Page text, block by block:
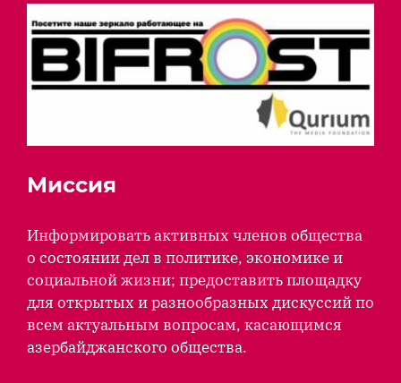
Миссия
Информировать активных членов общества
о состоянии дел в политике, экономике и
социальной жизни; предоставить площадку
для открытых и разнообразных дискуссий по
всем актуальным вопросам, касающимся
азербайджанского общества.